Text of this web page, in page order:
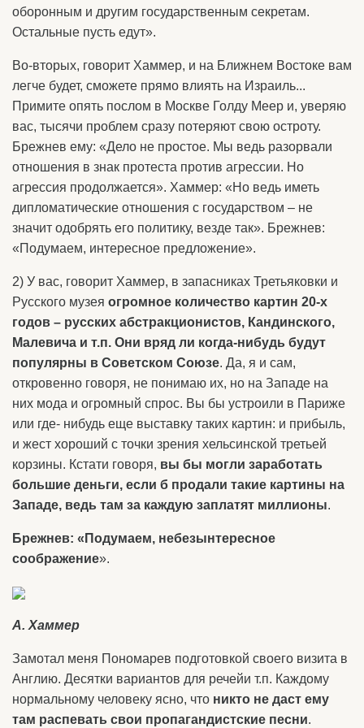
оборонным и другим государственным секретам.
Остальные пусть едут».
Во-вторых, говорит Хаммер, и на Ближнем Востоке вам
легче будет, сможете прямо влиять на Израиль...
Примите опять послом в Москве Голду Меер и, уверяю
вас, тысячи проблем сразу потеряют свою остроту.
Брежнев ему: «Дело не простое. Мы ведь разорвали
отношения в знак протеста против агрессии. Но
агрессия продолжается». Хаммер: «Но ведь иметь
дипломатические отношения с государством – не
значит одобрять его политику, везде так». Брежнев:
«Подумаем, интересное предложение».
2) У вас, говорит Хаммер, в запасниках Третьяковки и
Русского музея огромное количество картин 20-х
годов – русских абстракционистов, Кандинского,
Малевича и т.п. Они вряд ли когда-нибудь будут
популярны в Советском Союзе. Да, я и сам,
откровенно говоря, не понимаю их, но на Западе на
них мода и огромный спрос. Вы бы устроили в Париже
или где- нибудь еще выставку таких картин: и прибыль,
и жест хороший с точки зрения хельсинской третьей
корзины. Кстати говоря, вы бы могли заработать
большие деньги, если б продали такие картины на
Западе, ведь там за каждую заплатят миллионы.
Брежнев: «Подумаем, небезынтересное
соображение».
А. Хаммер
Замотал меня Пономарев подготовкой своего визита в
Англию. Десятки вариантов для речейи т.п. Каждому
нормальному человеку ясно, что никто не даст ему
там распевать свои пропагандистские песни.